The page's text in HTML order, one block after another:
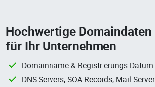
Hochwertige Domaindaten
für Ihr Unternehmen
Domainname & Registrierungs-Datum
DNS-Servers, SOA-Records, Mail-Server